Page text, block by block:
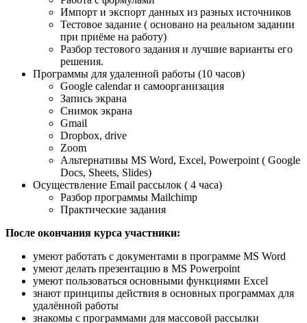
Импорт и экспорт данных из разных источников
Тестовое задание ( основано на реальном задании
при приёме на работу)
Разбор тестового задания и лучшие варианты его
решения.
Программы для удаленной работы (10 часов)
Google calendar и самоорганизация
Запись экрана
Снимок экрана
Gmail
Dropbox, drive
Zoom
Альтернативы MS Word, Excel, Powerpoint ( Google
Docs, Sheets, Slides)
Осуществление Email рассылок ( 4 часа)
Разбор программы Mailchimp
Практические задания
После окончания курса участники:
умеют работать с документами в программе MS Word
умеют делать презентацию в MS Powerpoint
умеют пользоваться основными функциями Excel
знают принципы действия в основных программах для
удалённой работы
знакомы с программами для массовой рассылки